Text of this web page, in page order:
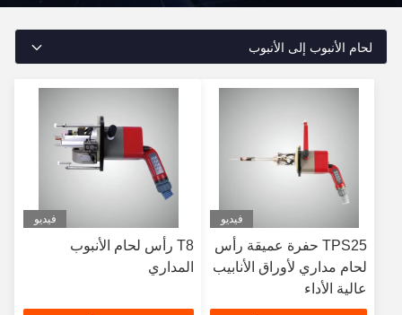
لحام الأنبوب إلى الأنبوب
فيديو
TPS25 حفرة عميقة رأس
لحام مداري لأوراق الأنابيب
عالية الأداء
فيديو
T8 رأس لحام الأنبوب
المداري